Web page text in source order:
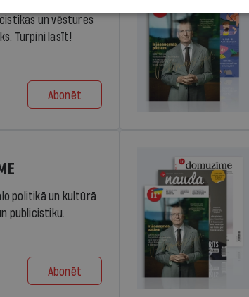
un vēstures
Turpini lasīt!
Abonēt
politikā un kultūrā
publicistiku.
Abonēt